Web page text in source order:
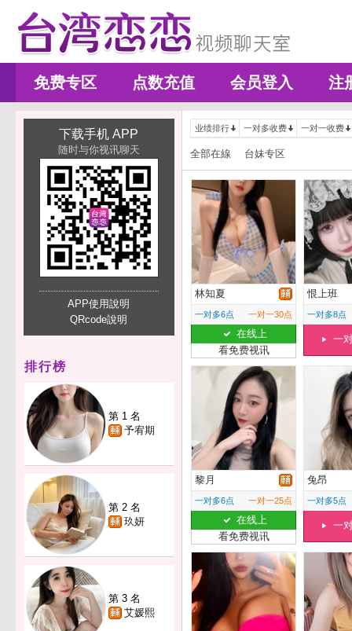
免费专区 点数充值 会员登入 注
下载手机 APP
随时与你视讯聊天
APP使用說明
QRcode說明
排行榜
第 1 名
予宥期
第 2 名
玖妍
第 3 名
艾媛熙
业绩排行 一对多收费 一对一收费
全部在線 台妹专区
林知夏
一对多6点 一对一30点
在线上
看免费视讯
恨上班
一对多8点
一
黎月
一对多6点 一对一25点
在线上
看免费视讯
兔昂
一对多5点
一